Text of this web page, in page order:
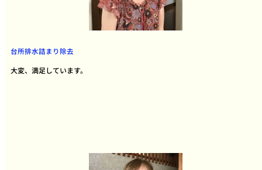
台所排水詰まり除去
大変、満足しています。